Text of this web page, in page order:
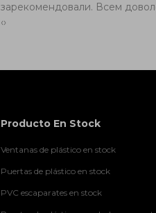
зарекомендовали. Всем
‹›
Producto En Stock
Ventanas de plástico en stock
Puertas de plástico en stock
PVC escaparates en stock